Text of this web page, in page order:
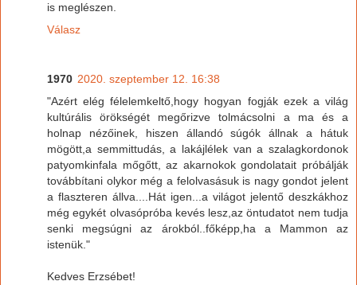
is meglészen.
Válasz
1970 2020. szeptember 12. 16:38
"Azért elég félelemkeltő,hogy hogyan fogják ezek a világ
kultúrális örökségét megőrizve tolmácsolni a ma és a
holnap nézőinek, hiszen állandó súgók állnak a hátuk
mögött,a semmittudás, a lakájlélek van a szalagkordonok
patyomkinfala mőgőtt, az akarnokok gondolatait próbálják
továbbítani olykor még a felolvasásuk is nagy gondot jelent
a flaszteren állva....Hát igen...a világot jelentő deszkákhoz
még egykét olvasópróba kevés lesz,az öntudatot nem tudja
senki megsúgni az árokból..főképp,ha a Mammon az
istenük."
Kedves Erzsébet!